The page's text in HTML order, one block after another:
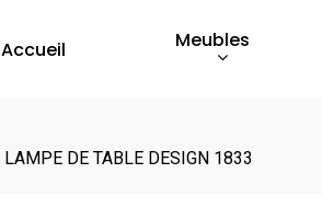
Accueil Meubles
LAMPE DE TABLE DESIGN 1833